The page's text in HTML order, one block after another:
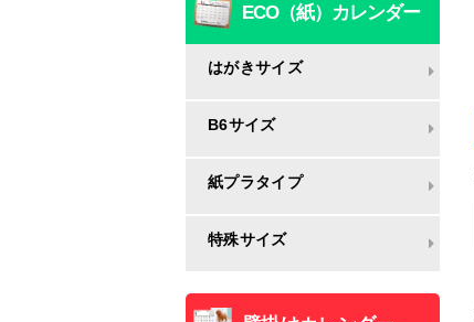
ECO（紙）カレンダー
はがきサイズ
B6サイズ
紙プラタイプ
特殊サイズ